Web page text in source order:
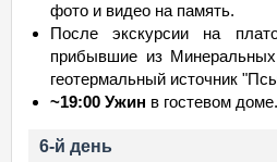
фото и видео на память.
После экскурсии на
прибывшие из
геотермальный источник
~19:00 Ужин в гостевом доме.
6-й день